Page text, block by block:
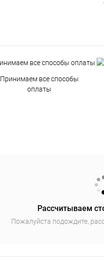
Принимаем все способы
оплаты
Рассчитываем
Пожалуйста подождите,